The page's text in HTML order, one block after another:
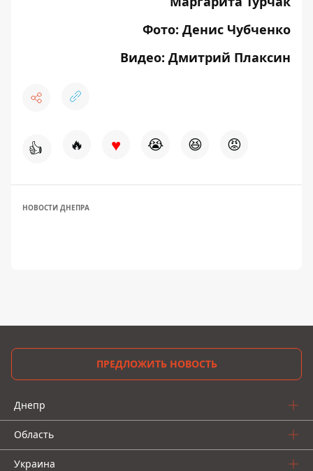
Фото: Денис Чубченко
Видео: Дмитрий Плаксин
👍 🔥 ♥ 😭 😆 😡
НОВОСТИ ДНЕПРА
ПРЕДЛОЖИТЬ НОВОСТЬ
Днепр
Область
Украина